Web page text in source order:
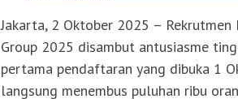
Jakarta, 2 Oktober 2025 –
Group 2025 disambut antusiasme
pertama pendaftaran yang dibuka 1
langsung menembus puluhan ribu